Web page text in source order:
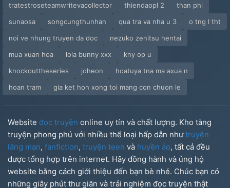
tratestroseteamwritevacollector
thiendaopl 2
than phi
sunaosa
songcungthunhan qua tra va nha u 3
o tng l tht
noi ve nhung truyen da doc
nezuko zenitsu hentai
mua xuan hoa
lola bunny xxx
kny op u
knockouttheseries
joheon
hoatuya tna ma axua n
hoan tram
gia ket hon xong toi mang con chuon le
Website đọc truyện online uy tín và chất lượng. Kho tàng
truyện phong phú với nhiều thể loại hấp dẫn nhưtruyện
lãng mạn, fanfiction, truyện teen và huyền ảo, tất cả đều
được tổng hợp trên internet. Hãy đồng hành và ủng hộ
website bằng cách giới thiệu đến bạn bè nhé. Chúc bạn có
những giây phút thư giãn và trải nghiệm đọc truyện thật